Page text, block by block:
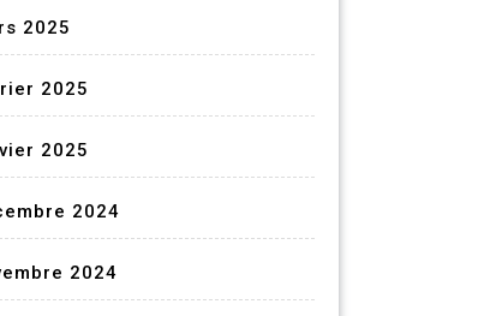
2025
2025
2025
2024
2024